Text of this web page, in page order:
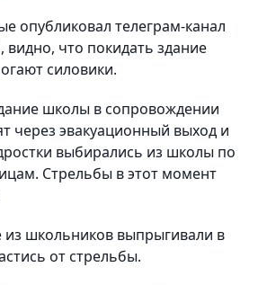
опубликовал телеграм-канал
видно, что покидать здание
силовики.
школы в сопровождении
через эвакуационный выход и
выбирались из школы по
Стрельбы в этот момент
из школьников выпрыгивали в
от стрельбы.